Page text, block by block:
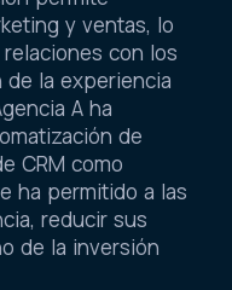
y ventas, lo
con los
la experiencia
A ha
de
CRM como
ha permitido a las
reducir sus
de la inversión